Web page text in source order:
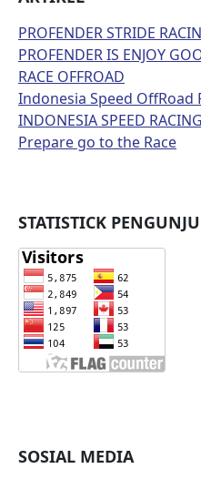
PROFENDER STRIDE
PROFENDER IS ENJOY
RACE OFFROAD
Indonesia Speed OffRoad
INDONESIA SPEED
Prepare go to the Race
STATISTICK
SOSIAL MEDIA